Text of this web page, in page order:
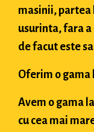
masinii, partea
usurinta, fara a
de facut este
Oferim o gama
Avem o gama
cu cea mai